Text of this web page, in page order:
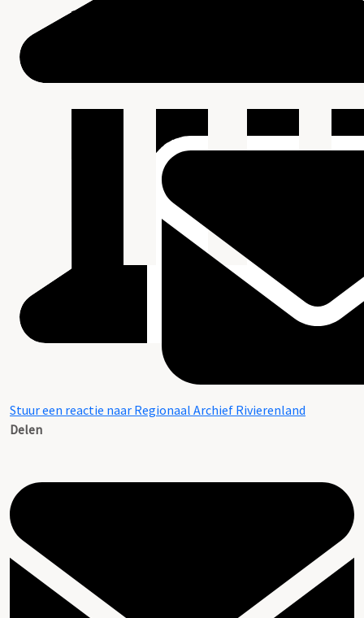
Stuur een reactie naar Regionaal Archief Rivierenland
Delen